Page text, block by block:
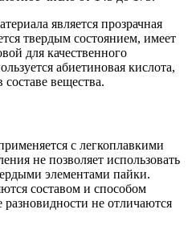
является прозрачная
твердым состоянием, имеет
для качественного
абиетиновая кислота,
вещества.
с легкоплавкими
не позволяет использовать
элементами пайки.
составом и способом
не отличаются